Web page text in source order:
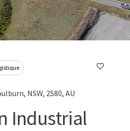
NSW, 2580, AU
Industrial